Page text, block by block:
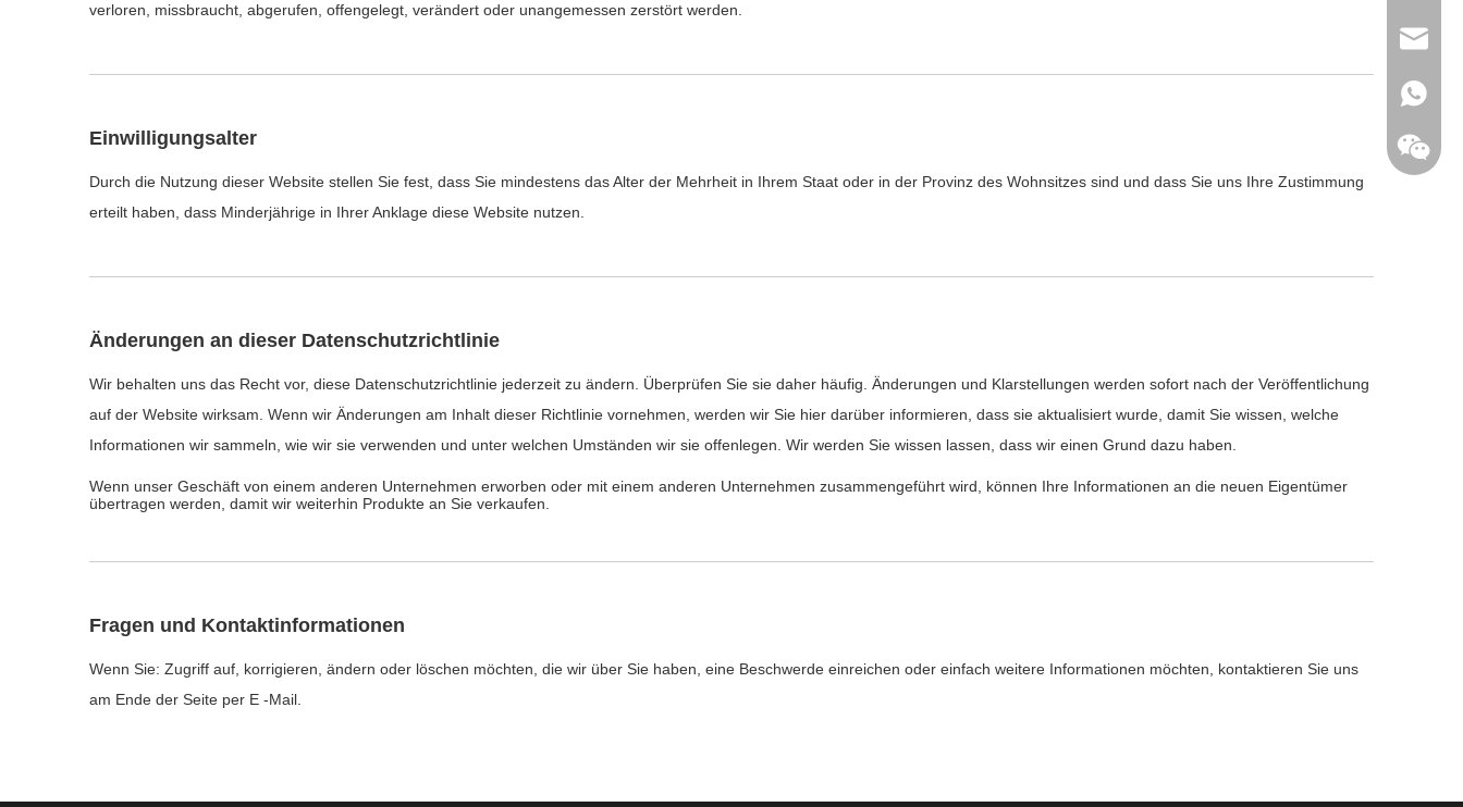
verloren, missbraucht, abgerufen, offengelegt, verändert oder unangemessen zerstört werden.
Einwilligungsalter
Durch die Nutzung dieser Website stellen Sie fest, dass Sie mindestens das Alter der Mehrheit in Ihrem Staat oder in der Provinz des Wohnsitzes sind und dass Sie uns Ihre Zustimmung
erteilt haben, dass Minderjährige in Ihrer Anklage diese Website nutzen.
Änderungen an dieser Datenschutzrichtlinie
Wir behalten uns das Recht vor, diese Datenschutzrichtlinie jederzeit zu ändern. Überprüfen Sie sie daher häufig. Änderungen und Klarstellungen werden sofort nach der Veröffentlichung
auf der Website wirksam. Wenn wir Änderungen am Inhalt dieser Richtlinie vornehmen, werden wir Sie hier darüber informieren, dass sie aktualisiert wurde, damit Sie wissen, welche
Informationen wir sammeln, wie wir sie verwenden und unter welchen Umständen wir sie offenlegen. Wir werden Sie wissen lassen, dass wir einen Grund dazu haben.
Wenn unser Geschäft von einem anderen Unternehmen erworben oder mit einem anderen Unternehmen zusammengeführt wird, können Ihre Informationen an die neuen Eigentümer
übertragen werden, damit wir weiterhin Produkte an Sie verkaufen.
Fragen und Kontaktinformationen
Wenn Sie: Zugriff auf, korrigieren, ändern oder löschen möchten, die wir über Sie haben, eine Beschwerde einreichen oder einfach weitere Informationen möchten, kontaktieren Sie uns
am Ende der Seite per E -Mail.
+86-